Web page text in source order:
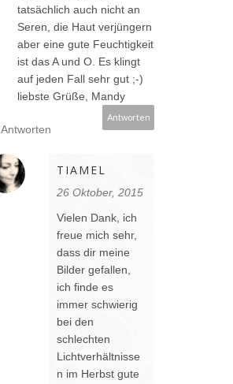
tatsächlich auch nicht an
Seren, die Haut verjüngern
aber eine gute Feuchtigkeit
ist das A und O. Es klingt
auf jeden Fall sehr gut ;-)
liebste Grüße, Mandy
Antworten
Antworten
TIAMEL
26 Oktober, 2015
Vielen Dank, ich
freue mich sehr,
dass dir meine
Bilder gefallen,
ich finde es
immer schwierig
bei den
schlechten
Lichtverhältnisse
n im Herbst gute